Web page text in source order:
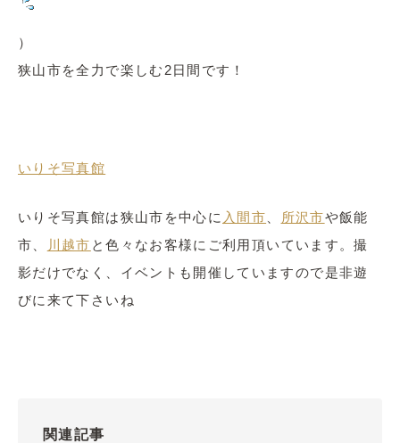
）
狭山市を全力で楽しむ2日間です！
いりそ写真館
いりそ写真館は狭山市を中心に 入間市 所沢市や飯能
市、
川越市 と色々なお客様にご利用頂いています。撮
影だけでなく、イベントも開催していますので是非遊
びに来て下さいね
関連記事